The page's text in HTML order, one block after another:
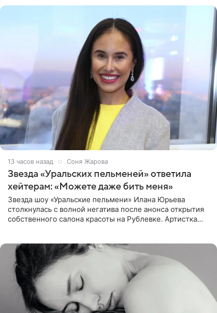
13 часов назад Соня Жарова
Звезда «Уральских пельменей» ответила
хейтерам: «Можете даже бить меня»
Звезда шоу «Уральские пельмени» Илана Юрьева
столкнулась с волной негатива после анонса открытия
собственного салона красоты на Рублевке. Артистка